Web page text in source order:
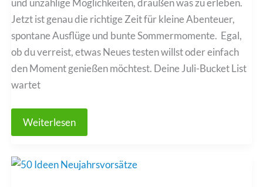
Jetzt ist genau die richtige Zeit für kleine Abenteuer,
spontane Ausflüge und bunte Sommermomente. Egal,
ob du verreist, etwas Neues testen willst oder einfach
den Moment genießen möchtest. Deine Juli-Bucket List
wartet
Juli
Ideen
für
Weiterlesen